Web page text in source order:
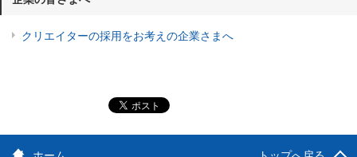
クリエイターの採用をお考えの企業さまへ